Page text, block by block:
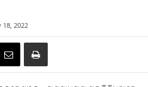
18, 2022